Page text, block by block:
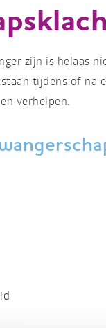
zijn is helaas
tijdens of na
verhelpen.